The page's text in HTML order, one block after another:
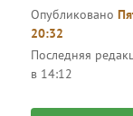
Опубликовано
20:32
Последняя
в 14:12